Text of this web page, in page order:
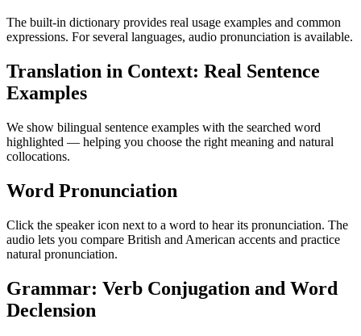
The built-in dictionary provides real usage examples and common
expressions. For several languages, audio pronunciation is available.
Translation in Context: Real Sentence
Examples
We show bilingual sentence examples with the searched word
highlighted — helping you choose the right meaning and natural
collocations.
Word Pronunciation
Click the speaker icon next to a word to hear its pronunciation. The
audio lets you compare British and American accents and practice
natural pronunciation.
Grammar: Verb Conjugation and Word
Declension